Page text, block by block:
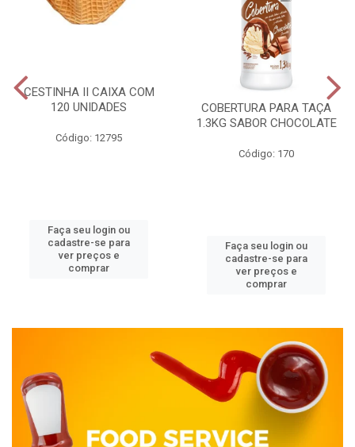
CESTINHA II CAIXA COM
120 UNIDADES
Código: 12795
Faça seu login ou
cadastre-se para
ver preços e
comprar
COBERTURA PARA TAÇA
1.3KG SABOR CHOCOLATE
Código: 170
Faça seu login ou
cadastre-se para
ver preços e
comprar